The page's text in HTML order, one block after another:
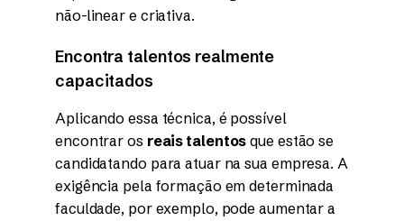
não-linear e criativa.
Encontra talentos realmente
capacitados
Aplicando essa técnica, é possível
encontrar os reais talentos que estão se
candidatando para atuar na sua empresa. A
exigência pela formação em determinada
faculdade, por exemplo, pode aumentar a